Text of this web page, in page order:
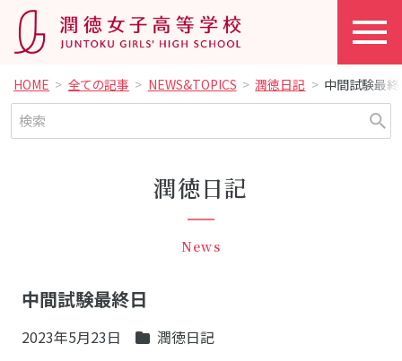
HOME 全ての記事 NEWS&TOPICS 潤徳日記 中間試験最
潤徳日記
News
中間試験最終日
2023年5月23日 潤徳日記